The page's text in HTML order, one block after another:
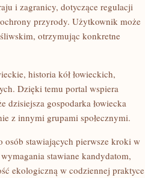
i zagranicy, dotyczące regulacji
przyrody. Użytkownik może
otrzymując konkretne
historia kół łowieckich,
Dzięki temu portal wspiera
dzisiejsza gospodarka łowiecka
z innymi grupami społecznymi.
stawiających pierwsze kroki w
stawiane kandydatom,
ekologiczną w codziennej praktyce